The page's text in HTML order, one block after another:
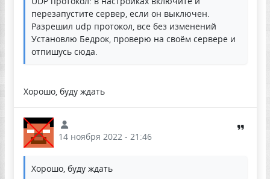
перезапустите сервер, если он выключен.
Разрешил udp протокол, все без изменений
Установлю Бедрок, проверю на своём сервере и
отпишусь сюда.
Хорошо, буду ждать
14 ноября 2022 - 21:46
Хорошо, буду ждать